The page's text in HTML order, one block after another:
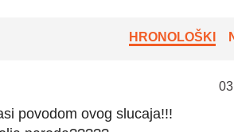
HRONOLOŠKI
povodom ovog slucaja!!!